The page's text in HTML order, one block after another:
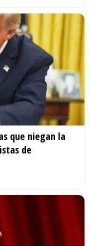
que niegan la
de